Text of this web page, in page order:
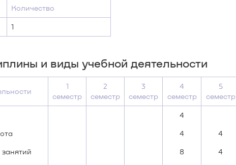
Количество
1
и виды учебной деятельности
1
семестр
2
семестр
3
семестр
4
семестр
5
семестр
4
4 4
8 4